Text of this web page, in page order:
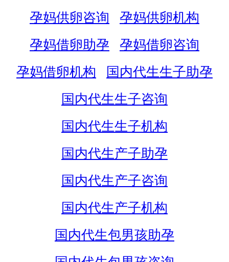
孕妈供卵咨询
孕妈供卵机构
孕妈借卵助孕
孕妈借卵咨询
孕妈借卵机构
国内代生生子助孕
国内代生生子咨询
国内代生生子机构
国内代生产子助孕
国内代生产子咨询
国内代生产子机构
国内代生包男孩助孕